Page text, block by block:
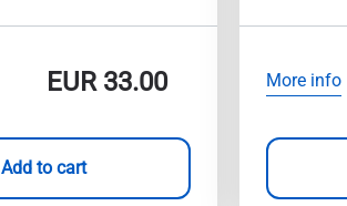
EUR33.00
Add to cart
More info